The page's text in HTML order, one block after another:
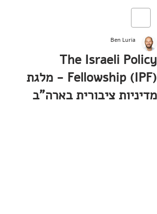
The Israeli Policy
Fellowship (IPF) - מלגת
מדיניות ציבורית בארה"ב
Ben Luria